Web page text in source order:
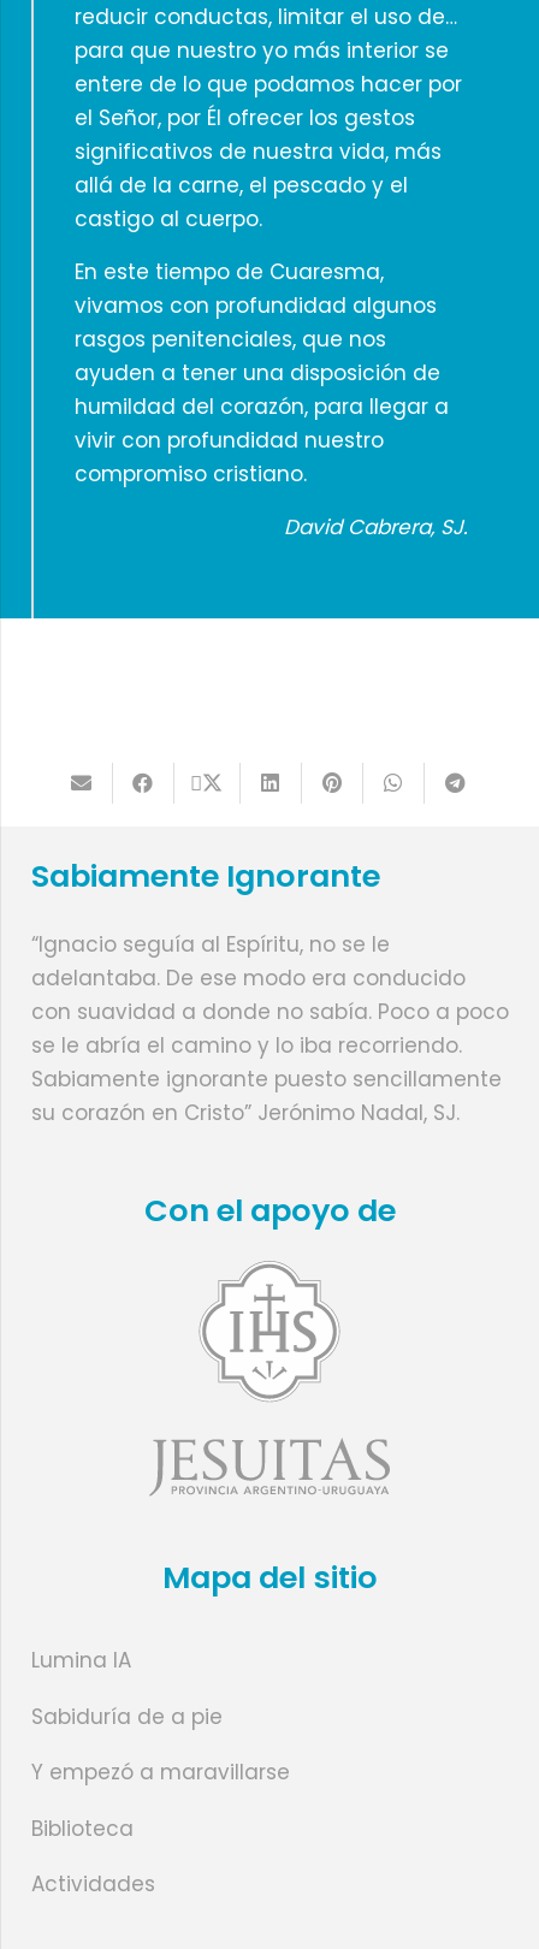
reducir conductas, limitar el uso de…
para que nuestro yo más interior se
entere de lo que podamos hacer por
el Señor, por Él ofrecer los gestos
significativos de nuestra vida, más
allá de la carne, el pescado y el
castigo al cuerpo.
En este tiempo de Cuaresma,
vivamos con profundidad algunos
rasgos penitenciales, que nos
ayuden a tener una disposición de
humildad del corazón, para llegar a
vivir con profundidad nuestro
compromiso cristiano.
David Cabrera, SJ.
Sabiamente Ignorante
“Ignacio seguía al Espíritu, no se le
adelantaba. De ese modo era conducido
con suavidad a donde no sabía. Poco a poco
se le abría el camino y lo iba recorriendo.
Sabiamente ignorante puesto sencillamente
su corazón en Cristo” Jerónimo Nadal, SJ.
Con el apoyo de
Mapa del sitio
Lumina IA
Sabiduría de a pie
Y empezó a maravillarse
Biblioteca
Actividades